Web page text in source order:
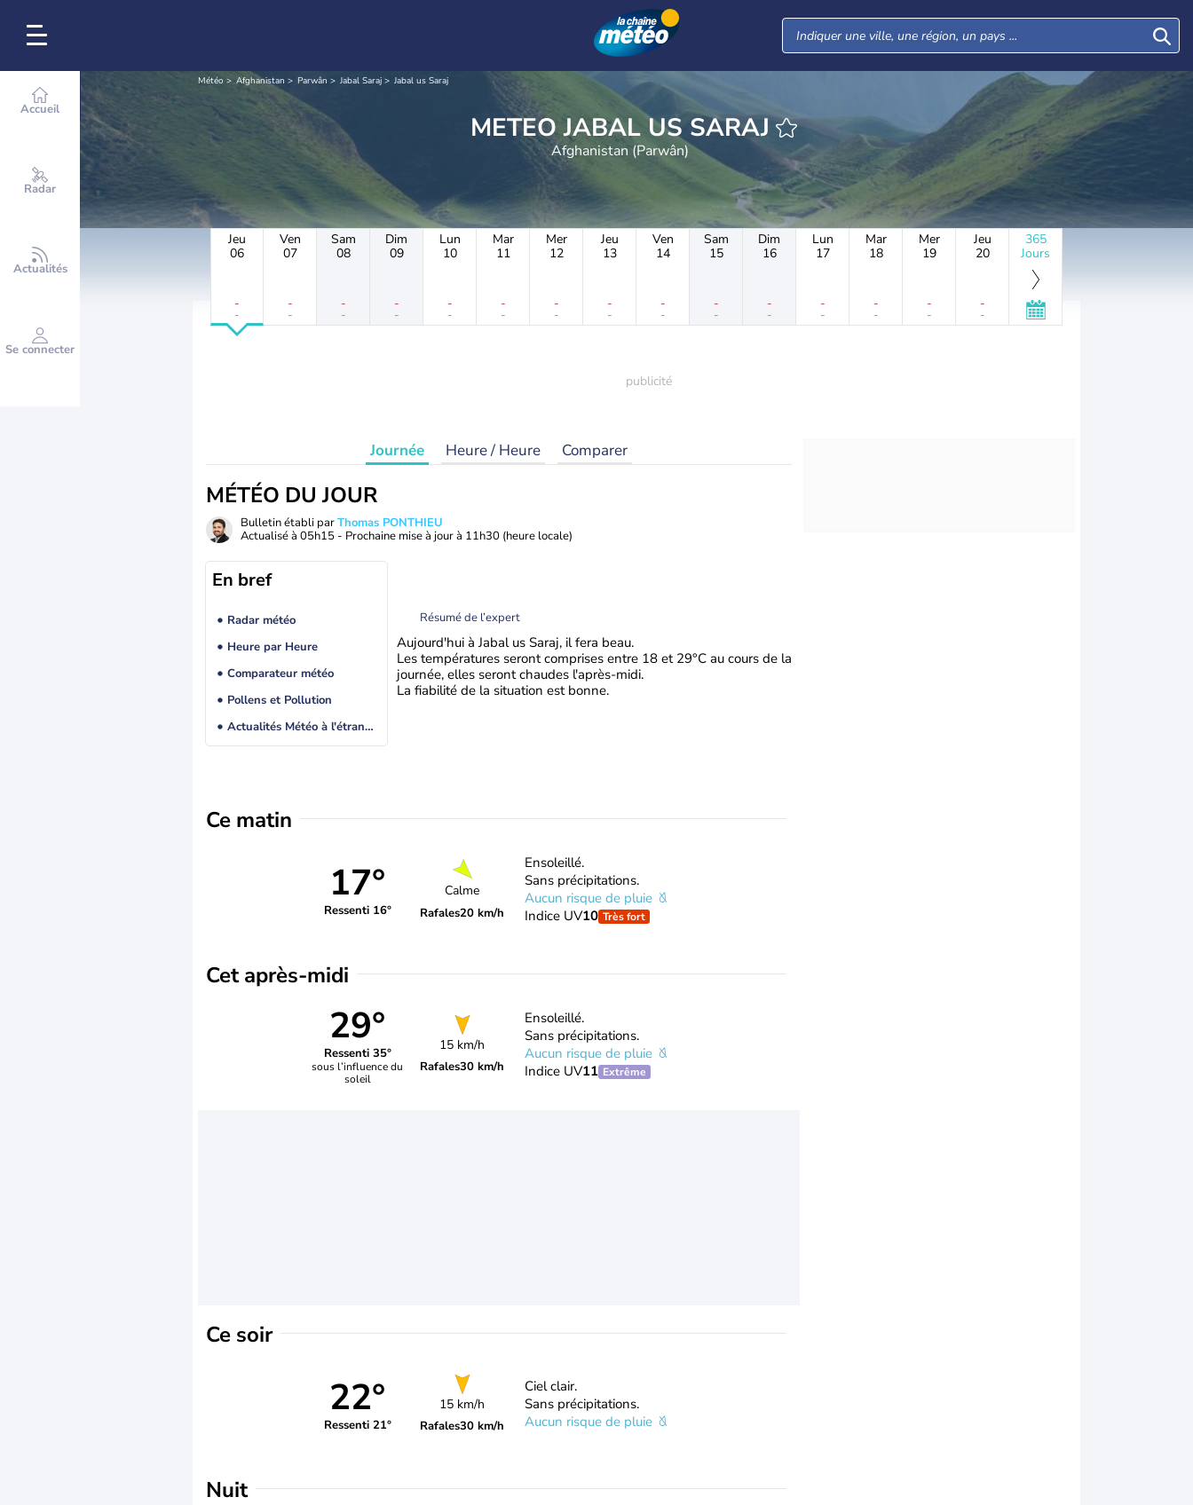
Accueil
Radar
Actualités
Se connecter
Météo Afghanistan Parwân Jabal Saraj Jabal us Saraj
METEO JABAL US SARAJ
Afghanistan (Parwân)
Jeu
06
-
-
Ven
07
-
-
Sam
08
-
-
Dim
09
-
-
Lun
10
-
-
Mar
11
-
-
Mer
12
-
-
Jeu
13
-
-
Ven
14
-
-
Sam
15
-
-
Dim
16
-
-
Lun
17
-
-
Mar
18
-
-
Mer
19
-
-
Jeu
20
-
-
365
Jours
Journée Heure / Heure Comparer
MÉTÉO DU JOUR
Bulletin établi parThomas PONTHIEU
Actualisé à 05h15 - Prochaine mise à jour à 11h30 (heure locale)
En bref
Radar météo
Heure par Heure
Comparateur météo
Pollens et Pollution
Actualités Météo à l'étranger
Résumé de l’expert
Aujourd'hui à Jabal us Saraj, il fera beau.
Les températures seront comprises entre 18 et 29°C au cours de la
journée, elles seront chaudes l'après-midi.
La fiabilité de la situation est bonne.
Ce matin
17°
Ressenti 16°
Calme
Rafales20 km/h
Ensoleillé.
Sans précipitations.
Aucun risque de pluie
Indice UV10 Très fort
Cet après-midi
29°
Ressenti 35°
sous l’influence du
soleil
15 km/h
Rafales30 km/h
Ensoleillé.
Sans précipitations.
Aucun risque de pluie
Indice UV11 Extrême
Ce soir
22°
Ressenti 21°
15 km/h
Rafales30 km/h
Ciel clair.
Sans précipitations.
Aucun risque de pluie
Nuit